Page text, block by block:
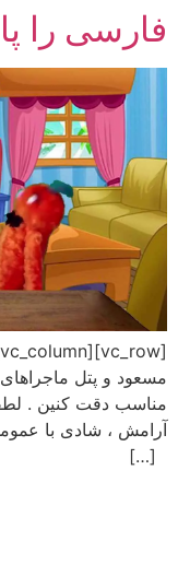
پرش
محتوا
فارسی را
مسعود و پتل
مناسب دقت کنین .
آرامش ،
[…]